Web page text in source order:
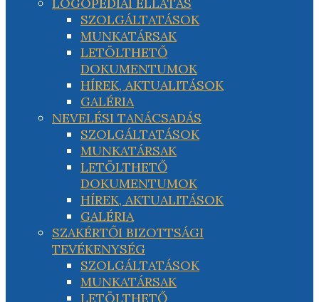
SZOLGÁLTATÁSOK
MUNKATÁRSAK
LETÖLTHETŐ
DOKUMENTUMOK
HÍREK, AKTUALITÁSOK
GALÉRIA
NEVELÉSI TANÁCSADÁS
SZOLGÁLTATÁSOK
MUNKATÁRSAK
LETÖLTHETŐ
DOKUMENTUMOK
HÍREK, AKTUALITÁSOK
GALÉRIA
SZAKÉRTŐI BIZOTTSÁGI
TEVÉKENYSÉG
SZOLGÁLTATÁSOK
MUNKATÁRSAK
LETÖLTHETŐ